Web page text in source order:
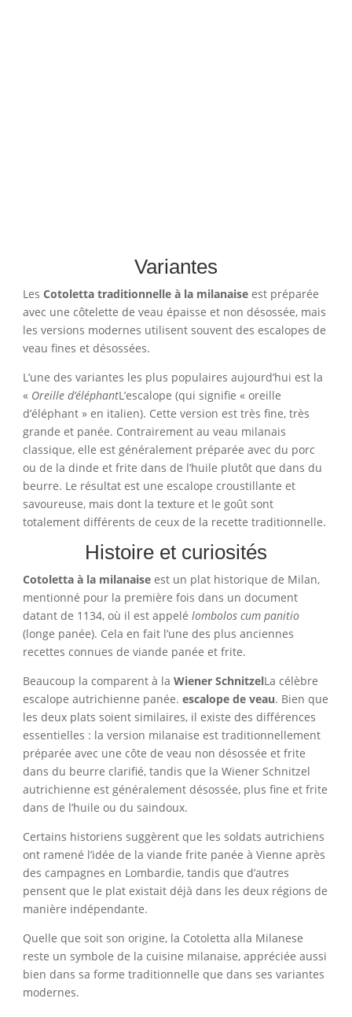
Variantes
Les Cotoletta traditionnelle à la milanaiseest préparée
avec une côtelette de veau épaisse et non désossée, mais
les versions modernes utilisent souvent des escalopes de
veau fines et désossées.
L’une des variantes les plus populaires aujourd’hui est la
« Oreille d’éléphantL’escalope (qui signifie « oreille
d’éléphant » en italien). Cette version est très fine, très
grande et panée. Contrairement au veau milanais
classique, elle est généralement préparée avec du porc
ou de la dinde et frite dans de l’huile plutôt que dans du
beurre. Le résultat est une escalope croustillante et
savoureuse, mais dont la texture et le goût sont
totalement différents de ceux de la recette traditionnelle.
Histoire et curiosités
Cotoletta à la milanaiseest un plat historique de Milan,
mentionné pour la première fois dans un document
datant de 1134, où il est appelé lombolos cum panitio
(longe panée). Cela en fait l’une des plus anciennes
recettes connues de viande panée et frite.
Beaucoup la comparent à la Wiener SchnitzelLa célèbre
escalope autrichienne panée. escalope de veau. Bien que
les deux plats soient similaires, il existe des différences
essentielles : la version milanaise est traditionnellement
préparée avec une côte de veau non désossée et frite
dans du beurre clarifié, tandis que la Wiener Schnitzel
autrichienne est généralement désossée, plus fine et frite
dans de l’huile ou du saindoux.
Certains historiens suggèrent que les soldats autrichiens
ont ramené l’idée de la viande frite panée à Vienne après
des campagnes en Lombardie, tandis que d’autres
pensent que le plat existait déjà dans les deux régions de
manière indépendante.
Quelle que soit son origine, la Cotoletta alla Milanese
reste un symbole de la cuisine milanaise, appréciée aussi
bien dans sa forme traditionnelle que dans ses variantes
modernes.